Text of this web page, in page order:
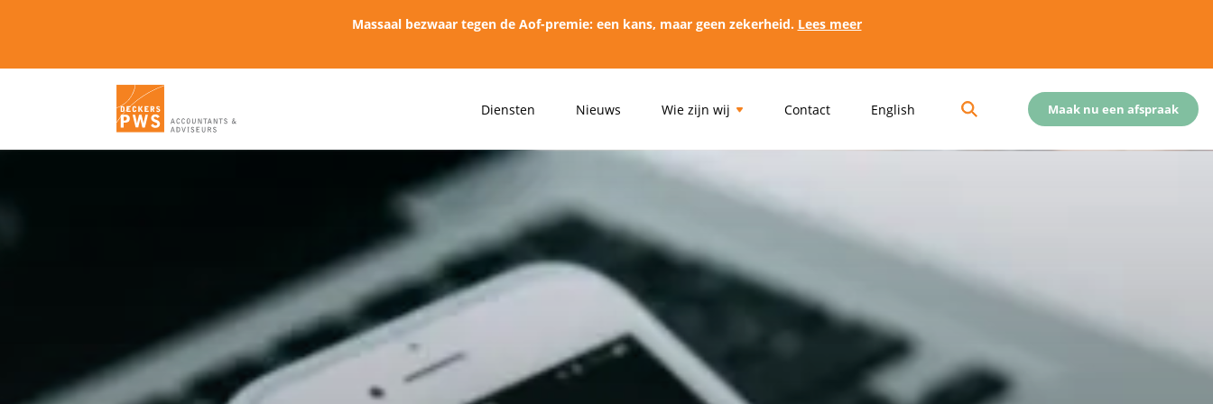
Massaal bezwaar tegen de Aof-premie: een kans, maar geen zekerheid. Lees meer
Diensten Nieuws Wie zijn wij Contact English Maak nu een afspraak